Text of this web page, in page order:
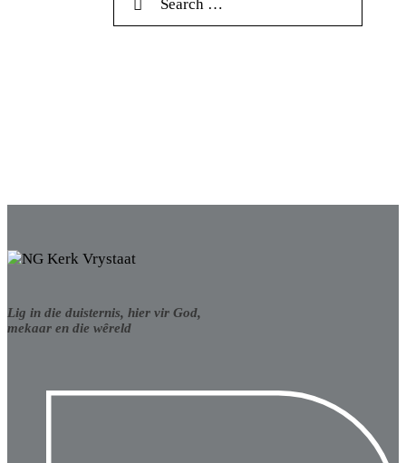
Lig in die duisternis, hier vir God,
mekaar en die wêreld